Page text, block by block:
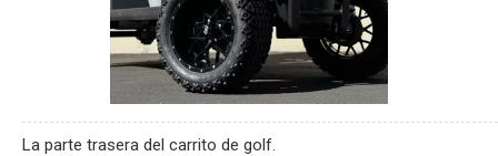
La parte trasera del carrito de golf.